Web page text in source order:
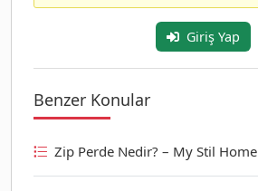
Giriş Yap
Benzer Konular
Zip Perde Nedir? – My Stil Home